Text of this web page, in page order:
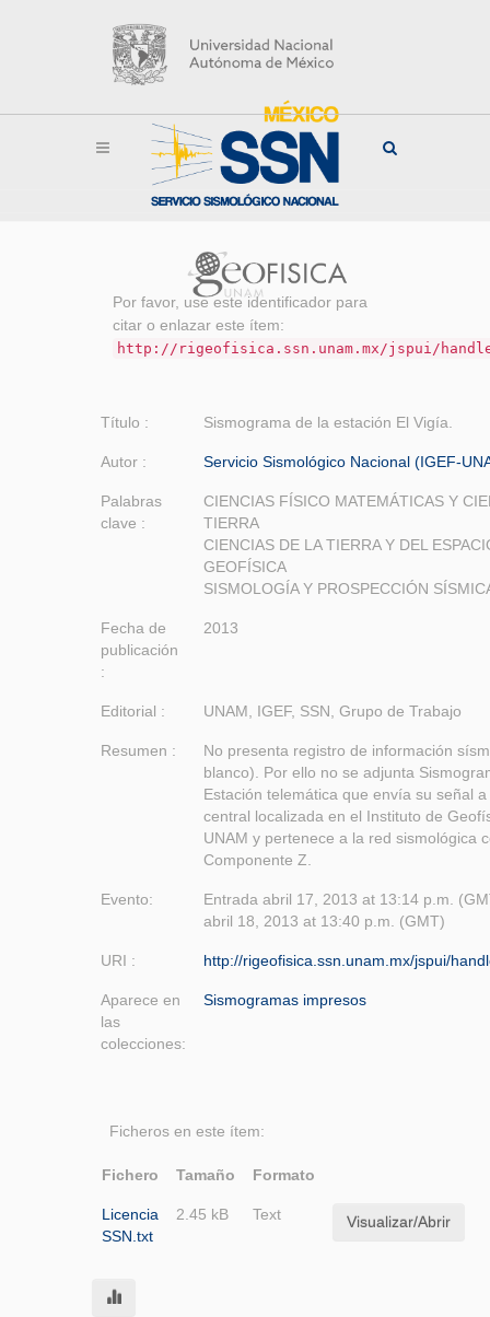
Por favor, use este identificador para
citar o enlazar este ítem:
http://rigeofisica.ssn.unam.mx/jspui/
Título : Sismograma de la estación El Vigía.
Autor : Servicio Sismológico Nacional (IGEF-
Palabras
clave :
CIENCIAS FÍSICO MATEMÁTICAS Y
TIERRA
CIENCIAS DE LA TIERRA Y DEL
GEOFÍSICA
SISMOLOGÍA Y PROSPECCIÓN
Fecha de
publicación
:
2013
Editorial : UNAM, IGEF, SSN, Grupo de Trabajo
Resumen :
No presenta registro de información
blanco). Por ello no se adjunta
Estación telemática que envía su señal
central localizada en el Instituto de
UNAM y pertenece a la red sismológica
Componente Z.
Evento:
Entrada abril 17, 2013 at 13:14 p.m.
abril 18, 2013 at 13:40 p.m. (GMT)
URI : http://rigeofisica.ssn.unam.mx/jspui/
Aparece en
las
colecciones:
Sismogramas impresos
Ficheros en este ítem:
Fichero Tamaño Formato
Licencia
SSN.txt
2.45 kB Text Visualizar/Abrir